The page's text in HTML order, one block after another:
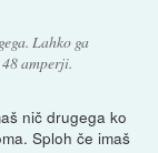
Lahko ga
amperji.
nič drugega ko
Sploh če imaš